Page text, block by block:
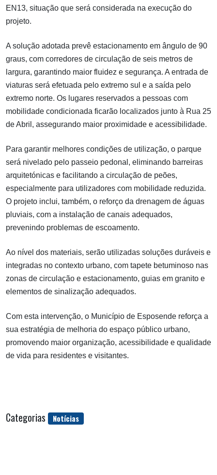
EN13, situação que será considerada na execução do
projeto.
A solução adotada prevê estacionamento em ângulo de 90
graus, com corredores de circulação de seis metros de
largura, garantindo maior fluidez e segurança. A entrada de
viaturas será efetuada pelo extremo sul e a saída pelo
extremo norte. Os lugares reservados a pessoas com
mobilidade condicionada ficarão localizados junto à Rua 25
de Abril, assegurando maior proximidade e acessibilidade.
Para garantir melhores condições de utilização, o parque
será nivelado pelo passeio pedonal, eliminando barreiras
arquitetónicas e facilitando a circulação de peões,
especialmente para utilizadores com mobilidade reduzida.
O projeto inclui, também, o reforço da drenagem de águas
pluviais, com a instalação de canais adequados,
prevenindo problemas de escoamento.
Ao nível dos materiais, serão utilizadas soluções duráveis e
integradas no contexto urbano, com tapete betuminoso nas
zonas de circulação e estacionamento, guias em granito e
elementos de sinalização adequados.
Com esta intervenção, o Município de Esposende reforça a
sua estratégia de melhoria do espaço público urbano,
promovendo maior organização, acessibilidade e qualidade
de vida para residentes e visitantes.
Categorias Notícias